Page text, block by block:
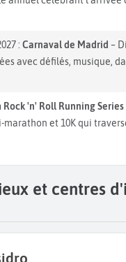
: Carnaval de Madrid –
avec défilés, musique,
Rock 'n' Roll Running
marathon et 10K qui
et centres